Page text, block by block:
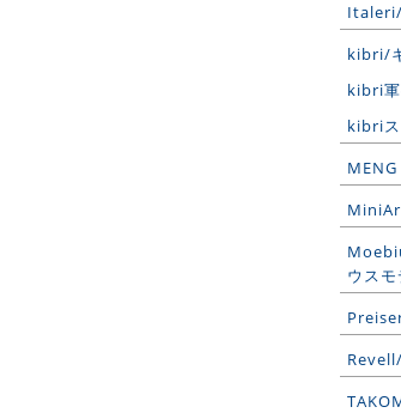
Italeri/
kibri/
kibri
kibri
ウス